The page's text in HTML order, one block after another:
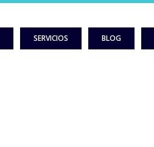
SERVICIOS BLOG